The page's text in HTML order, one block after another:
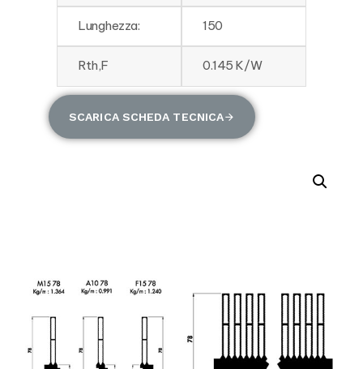
Lunghezza: 150
Rth,F 0.145 K/W
SCARICA SCHEDA TECNICA